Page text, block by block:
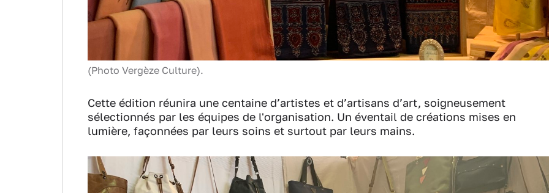
(Photo Vergèze Culture).
Cette édition réunira une centaine d’artistes et d’artisans d’art, soigneusement
sélectionnés par les équipes de l'organisation. Un éventail de créations mises en
lumière, façonnées par leurs soins et surtout par leurs mains.